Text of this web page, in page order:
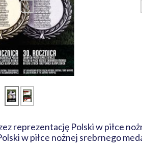
reprezentację Polski w piłce
w piłce nożnej srebrnego